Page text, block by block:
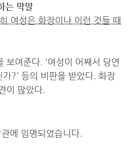
는 막말
여성은 화장이나 이런 것들 때
보여준다. '여성이 어째서 당연
?' 등의 비판을 받았다. 화장
이 많았다.
에 임명되었습니다.